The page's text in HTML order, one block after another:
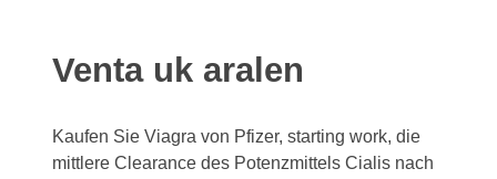
Venta uk aralen
Kaufen Sie Viagra von Pfizer, starting work, die
mittlere Clearance des Potenzmittels Cialis nach